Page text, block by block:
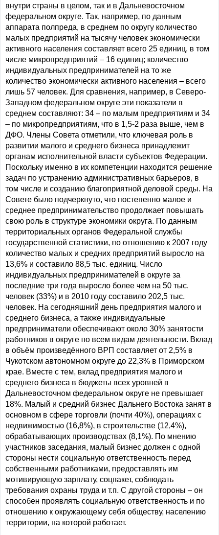
внутри страны в целом, так и в Дальневосточном
федеральном округе. Так, например, по данным
аппарата полпреда, в среднем по округу количество
малых предприятий на тысячу человек экономически
активного населения составляет всего 25 единиц, в том
числе микропредприятий – 16 единиц; количество
индивидуальных предпринимателей на то же
количество экономически активного населения – всего
лишь 57 человек. Для сравнения, например, в Северо-
Западном федеральном округе эти показатели в
среднем составляют: 34 – по малым предприятиям и 34
– по микропредприятиям, что в 1,5-2 раза выше, чем в
ДФО. Члены Совета отметили, что ключевая роль в
развитии малого и среднего бизнеса принадлежит
органам исполнительной власти субъектов Федерации.
Поскольку именно в их компетенции находится решение
задач по устранению административных барьеров, в
том числе и созданию благоприятной деловой среды. На
Совете было подчеркнуто, что постепенно малое и
среднее предпринимательство продолжает повышать
свою роль в структуре экономики округа. По данным
территориальных органов Федеральной службы
государственной статистики, по отношению к 2007 году
количество малых и средних предприятий выросло на
13,6% и составило 88,5 тыс. единиц. Число
индивидуальных предпринимателей в округе за
последние три года выросло более чем на 50 тыс.
человек (33%) и в 2010 году составило 202,5 тыс.
человек. На сегодняшний день предприятия малого и
среднего бизнеса, а также индивидуальные
предприниматели обеспечивают около 30% занятости
работников в округе по всем видам деятельности. Вклад
в объём произведённого ВРП составляет от 2,5% в
Чукотском автономном округе до 22,3% в Приморском
крае. Вместе с тем, вклад предприятия малого и
среднего бизнеса в бюджеты всех уровней в
Дальневосточном федеральном округе не превышает
18%. Малый и средний бизнес Дальнего Востока занят в
основном в сфере торговли (почти 40%), операциях с
недвижимостью (16,8%), в строительстве (12,4%),
обрабатывающих производствах (8,1%). По мнению
участников заседания, малый бизнес должен с одной
стороны нести социальную ответственность перед
собственными работниками, предоставлять им
мотивирующую зарплату, соцпакет, соблюдать
требования охраны труда и т.п. С другой стороны – он
способен проявлять социальную ответственность и по
отношению к окружающему себя обществу, населению
территории, на которой работает.